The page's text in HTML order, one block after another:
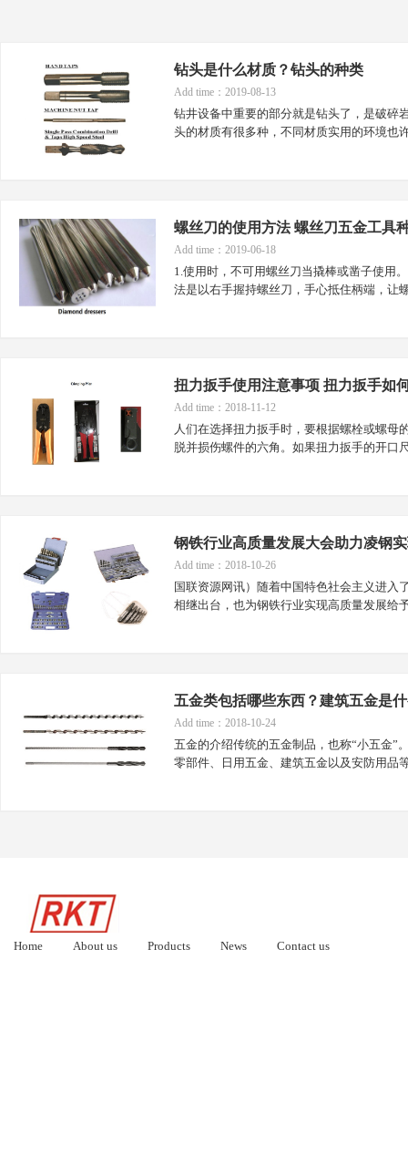
钻头是什么材质？钻头的种类
Add time：2019-08-13
钻井设备中重要的部分就是钻头了，是破碎
头的材质有很多种，不同材质实用的环境也
螺丝刀的使用方法 螺丝刀五金工具
Add time：2019-06-18
1.使用时，不可用螺丝刀当撬棒或凿子使用
法是以右手握持螺丝刀，手心抵住柄端，让
扭力扳手使用注意事项 扭力扳手如
Add time：2018-11-12
人们在选择扭力扳手时，要根据螺栓或螺母
脱并损伤螺件的六角。如果扭力扳手的开口
钢铁行业高质量发展大会助力凌钢
Add time：2018-10-26
国联资源网讯）随着中国特色社会主义进入
相继出台，也为钢铁行业实现高质量发展给
五金类包括哪些东西？建筑五金是
Add time：2018-10-24
五金的介绍传统的五金制品，也称“小五金”
零部件、日用五金、建筑五金以及安防用品
Home About us Products News Contact us